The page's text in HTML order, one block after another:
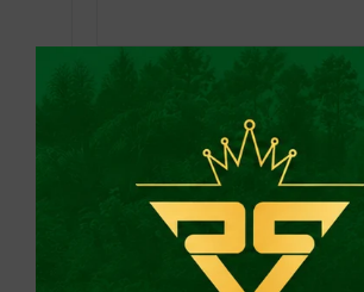
Política de
Enviar por WhatsApp
Ou enviar por E-mail